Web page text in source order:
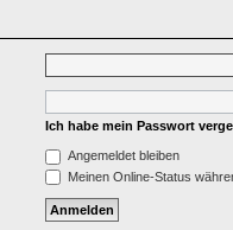
Ich habe mein Passwort
Angemeldet bleiben
Meinen Online-Status